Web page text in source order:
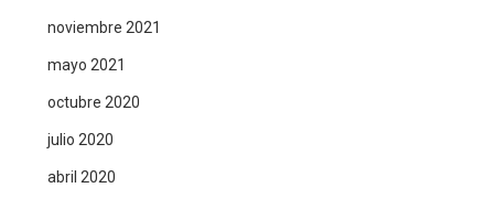
noviembre 2021
mayo 2021
octubre 2020
julio 2020
abril 2020